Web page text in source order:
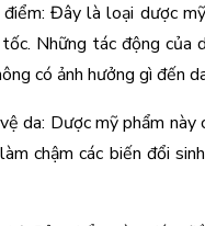
Đây là loại dược
Những tác động của
có ảnh hưởng gì đến
da: Dược mỹ phẩm này
chậm các biến đổi